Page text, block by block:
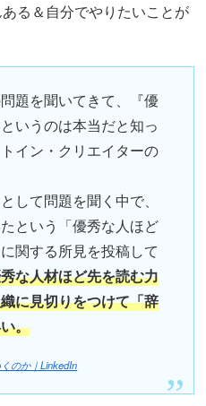
る＆自分でやりたいことが
題を聞いてきて、『優
いうのは本当だと知っ
イン・クリエイターの
して問題を聞く中で、
という「優秀な人ほど
関する所見を投稿して
な人材ほど先を読む力
に見切りをつけて「辞
。
のか｜LinkedIn